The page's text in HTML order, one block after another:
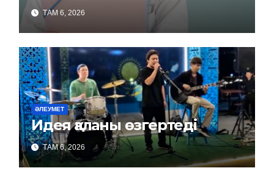
ТАМ 6, 2026
ӘЛЕУМЕТ
Идея қаланы өзгертеді
ТАМ 6, 2026